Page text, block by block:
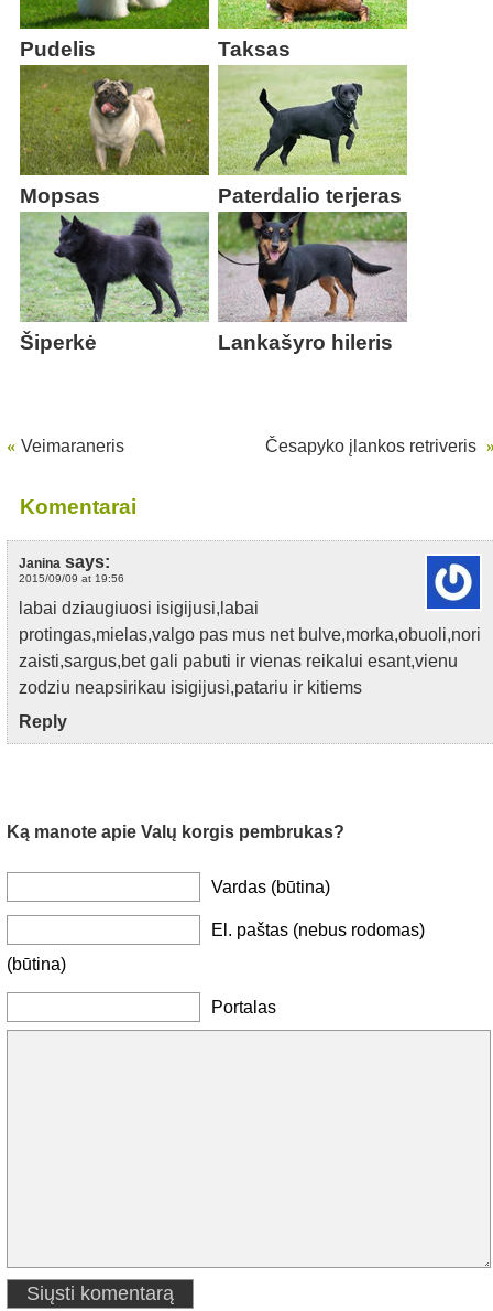
Pudelis Taksas
Mopsas Paterdalio terjeras
Šiperkė Lankašyro hileris
« Veimaraneris Česapyko įlankos retriveris
Komentarai
Janina says:
2015/09/09 at 19:56
labai dziaugiuosi isigijusi,labai
protingas,mielas,valgo pas mus net bulve,morka,obuoli,nori
zaisti,sargus,bet gali pabuti ir vienas reikalui esant,vienu
zodziu neapsirikau isigijusi,patariu ir kitiems
Reply
Ką manote apie Valų korgis pembrukas?
Vardas (būtina)
El. paštas (nebus rodomas)
(būtina)
Portalas